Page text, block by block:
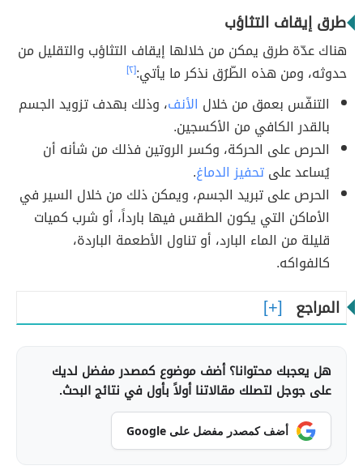
طرق إيقاف التثاؤب
هناك عدّة طرق يمكن من خلالها إيقاف التثاؤب والتقليل من
حدوثه، ومن هذه الطّرُق نذكر ما يأتي:[٢]
التنفّس بعمق من خلال الأنف، وذلك بهدف تزويد الجسم
بالقدر الكافي من الأكسجين.
الحرص على الحركة، وكسر الروتين فذلك من شأنه أن
يُساعد علىتحفيز الدماغ.
الحرص على تبريد الجسم، ويمكن ذلك من خلال السير في
الأماكن التي يكون الطقس فيها بارداً، أو شرب كميات
قليلة من الماء البارد، أو تناول الأطعمة الباردة،
كالفواكه.
المراجع
هل يعجبك محتوانا؟ أضف موضوع كمصدر مفضل لديك
على جوجل لتصلك مقالاتنا أولاً بأول في نتائج البحث.
أضف كمصدر مفضل على Google